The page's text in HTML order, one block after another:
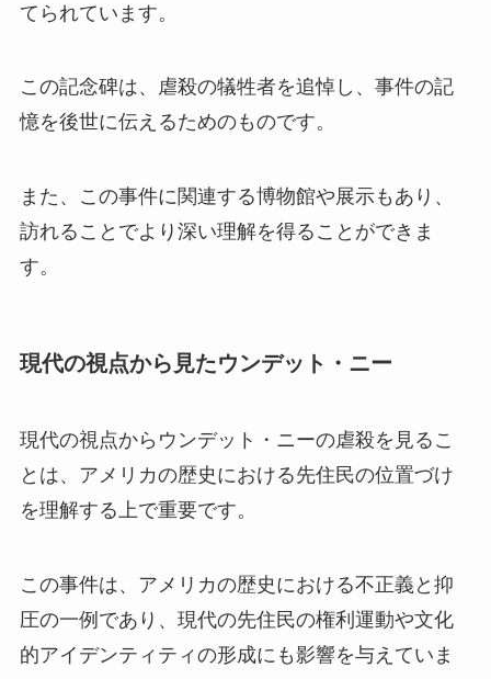
てられています。
この記念碑は、虐殺の犠牲者を追悼し、事件の記
憶を後世に伝えるためのものです。
また、この事件に関連する博物館や展示もあり、
訪れることでより深い理解を得ることができま
す。
現代の視点から見たウンデット・ニー
現代の視点からウンデット・ニーの虐殺を見るこ
とは、アメリカの歴史における先住民の位置づけ
を理解する上で重要です。
この事件は、アメリカの歴史における不正義と抑
圧の一例であり、現代の先住民の権利運動や文化
的アイデンティティの形成にも影響を与えていま